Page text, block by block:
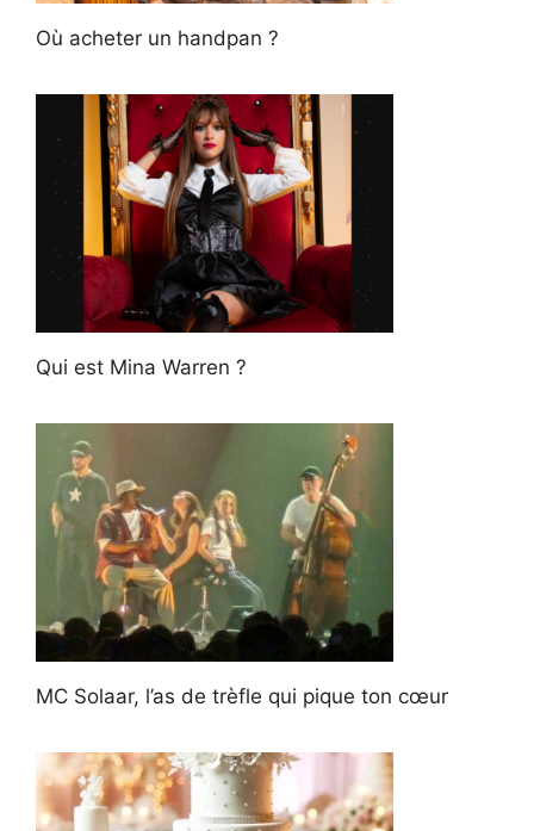
Où acheter un handpan ?
Qui est Mina Warren ?
MC Solaar, l’as de trèfle qui pique ton cœur